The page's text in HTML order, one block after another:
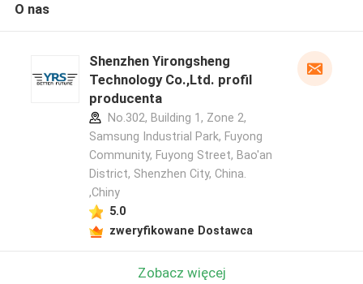
O nas
Shenzhen Yirongsheng
Technology Co.,Ltd. profil
producenta
No.302, Building 1, Zone 2,
Samsung Industrial Park, Fuyong
Community, Fuyong Street, Bao'an
District, Shenzhen City, China.
,Chiny
5.0
zweryfikowane Dostawca
Zobacz więcej